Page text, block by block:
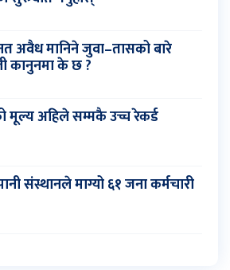
अवैध मानिने जुवा–तासको बारे
कानुनमा के छ ?
मूल्य अहिले सम्मकै उच्च रेकर्ड
संस्थानले माग्यो ६१ जना कर्मचारी